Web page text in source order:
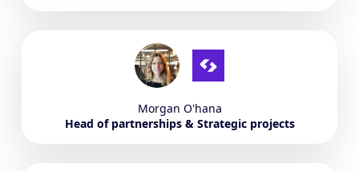
Morgan O'hana
Head of partnerships & Strategic projects